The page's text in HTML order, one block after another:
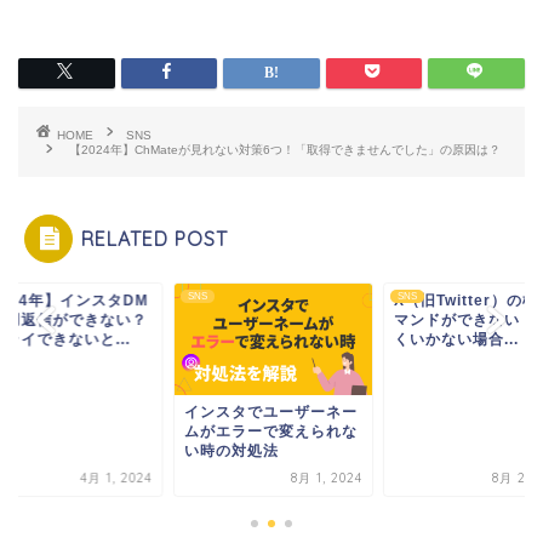
HOME
SNS
【2024年】ChMateが見れない対策6つ！「取得できませんでした」の原因は？
RELATED POST
年】インスタDM
用返信ができない？
ライできないと...
4月 1, 2024
SNS
インスタでユーザーネー
ムがエラーで変えられな
い時の対処法
8月 1, 2024
SNS
X（旧Twitter）の検
マンドができない・
くいかない場合...
8月 21,